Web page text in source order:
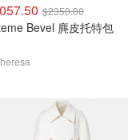
$2350.00
Bevel 麂皮托特包